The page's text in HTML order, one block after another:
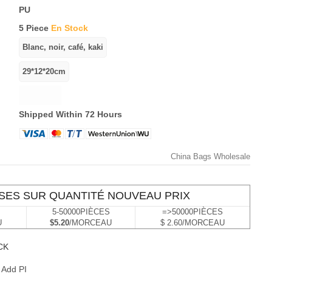
PU
5 Piece En Stock
Shipped Within 72 Hours
China Bags Wholesale
SUR QUANTITÉ NOUVEAU PRIX
5-50000PIÈCES
$5.20/MORCEAU
=>50000PIÈCES
$ 2.60/MORCEAU
Add PI